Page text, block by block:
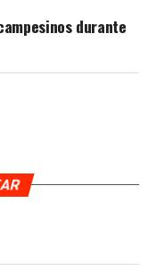
durante